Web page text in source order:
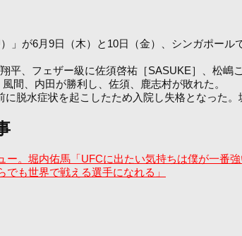
が6月9日（木）と10日（金）、シンガポー
、フェザー級に佐須啓祐［SASUKE］、松嶋
間、内田が勝利し、佐須、鹿志村が敗れた。
脱水症状を起こしたため入院し失格となった。
。堀内佑馬「UFCに出たい気持ちは僕が一番
も世界で戦える選手になれる」